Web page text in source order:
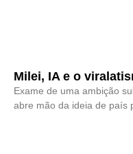
Milei, IA e o
Exame de uma ambição
abre mão da ideia de país